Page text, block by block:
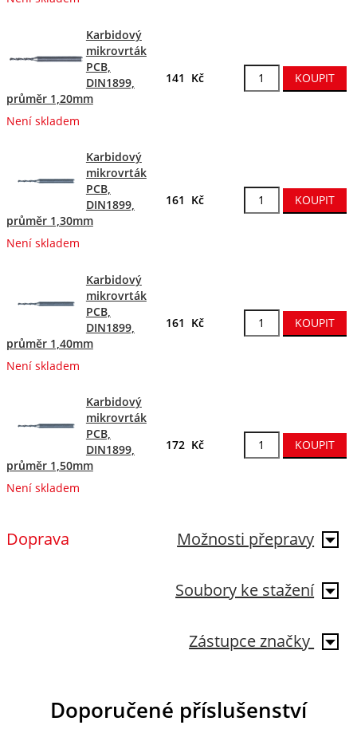
Karbidový
mikrovrták
PCB,
DIN1899,
průměr 1,20mm
Není skladem
141 Kč
Karbidový
mikrovrták
PCB,
DIN1899,
průměr 1,30mm
Není skladem
161 Kč
Karbidový
mikrovrták
PCB,
DIN1899,
průměr 1,40mm
Není skladem
161 Kč
Karbidový
mikrovrták
PCB,
DIN1899,
průměr 1,50mm
Není skladem
172 Kč
Možnosti přepravy
Doprava
Soubory ke stažení
Zástupce značky
Doporučené příslušenství